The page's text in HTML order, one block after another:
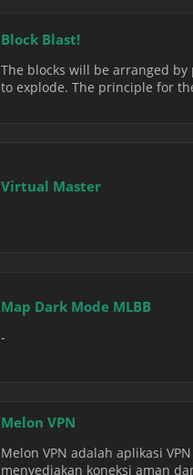
Block Blast!
The blocks will be arranged by
to explode. The principle for
Virtual Master
Map Dark Mode MLBB
-
Melon VPN
Melon VPN adalah aplikasi
menyediakan koneksi aman